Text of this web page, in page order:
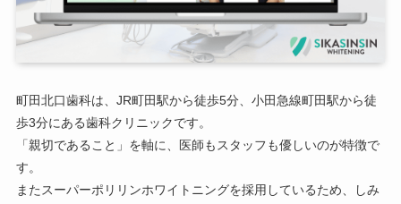
町田北口歯科は、JR町田駅から徒歩5分、小田急線町田駅から徒
歩3分にある歯科クリニックです。
「親切であること」を軸に、医師もスタッフも優しいのが特徴で
す。
またスーパーポリリンホワイトニングを採用しているため、しみ